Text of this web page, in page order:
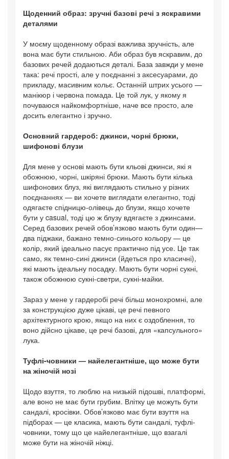
Щоденний образ: зручні базові речі з яскравими
деталями
У моєму щоденному образі важлива зручність, але
вона має бути стильною. Аби образ був яскравим, до
базових речей додаються деталі. База завжди у мене
така: речі прості, але у поєднанні з аксесуарами, до
прикладу, масивним кольє. Останній штрих усього —
манікюр і червона помада. Це той лук, у якому я
почуваюся найкомфортніше, наче все просто, але
досить елегантно і зручно.
Основний гардероб: джинси, чорні брюки,
шифонові блузи
Для мене у основі мають бути кльові джинси, які я
обожнюю, чорні, шкіряні брюки. Мають бути кілька
шифонових блуз, які виглядають стильно у різних
поєднаннях — ви хочете виглядати елегантно, тоді
одягаєте спідницю-олівець до блузи, якщо хочете
бути у casual, тоді цю ж блузу вдягаєте з джинсами.
Серед базових речей обов’язково мають бути один—
два піджаки, бажано темно-синього кольору — це
колір, який ідеально пасує практично під усе. Це так
само, як темно-сині джинси (йдеться про класичні),
які мають ідеальну посадку. Мають бути чорні сукні,
також обожнюю сукні-светри, сукні-майки.
Зараз у мене у гардеробі речі більш монохромні, але
за конструкцією дуже цікаві, це речі певного
архітектурного крою, якщо на них є оздоблення, то
воно дійсно цікаве, це речі базові, для «капсульного»
лука.
Туфлі-човники — найелегантніше, що може бути
на жіночій нозі
Щодо взуття, то люблю на низькій підошві, платформі,
але воно не має бути грубим. Влітку це можуть бути
сандалі, кросівки. Обов’язково має бути взуття на
підборах — це класика, мають бути сандалі, туфлі-
човники, тому що це найелегантніше, що взагалі
може бути на жіночій ніжці.